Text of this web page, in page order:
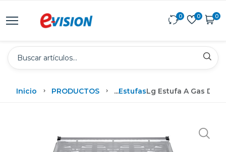
0 0 0
Inicio PRODUCTOS ...EstufasLg Estufa A Gas De